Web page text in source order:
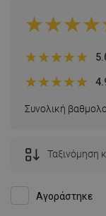
Συνολική
Αγοράστηκε
Ταξινόμηση